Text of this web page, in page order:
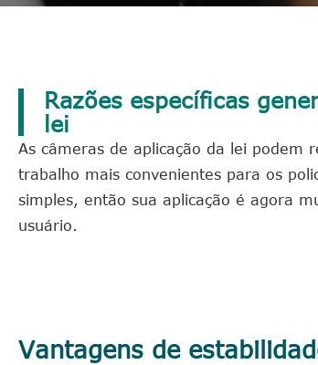
Razões específicas
lei
As câmeras de aplicação da lei podem
trabalho mais convenientes para os
simples, então sua aplicação é agora
usuário.
Vantagens de